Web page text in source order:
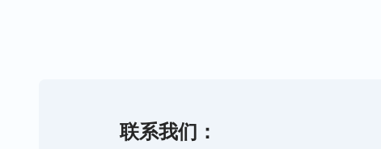
只愿归服在他的权下。你不再拒绝他对你的引
的主宰与安排，对你的主宰与安排，你只愿跟
联系我们：